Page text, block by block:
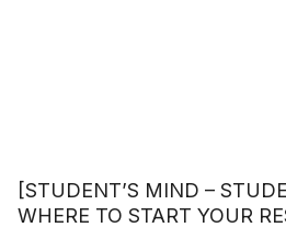
[STUDENT’S MIND –
WHERE TO START YOUR